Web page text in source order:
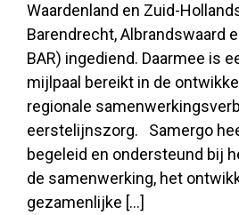
Waardenland en Zuid-
Barendrecht, Albrandswaard
BAR) ingediend. Daarmee is
mijlpaal bereikt in de
regionale
eerstelijnszorg. Samergo
begeleid en ondersteund bij
de samenwerking, het
gezamenlijke […]